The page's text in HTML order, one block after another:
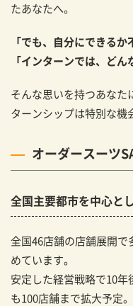
たあなたへ。
「でも、自分にできるか
「インターンでは、どん
そんな思いを持つあなた
ターンシップは特別な機
オーダースーツ
全国主要都市を中心と
全国46店舗の店舗展開
めています。
安定した経営戦略で10
も100店舗まで拡大予定。